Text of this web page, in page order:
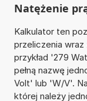
Natężenie
Kalkulator ten
przeliczenia wraz
przykład '279
pełną nazwę
Volt' lub 'W/V'.
której należy